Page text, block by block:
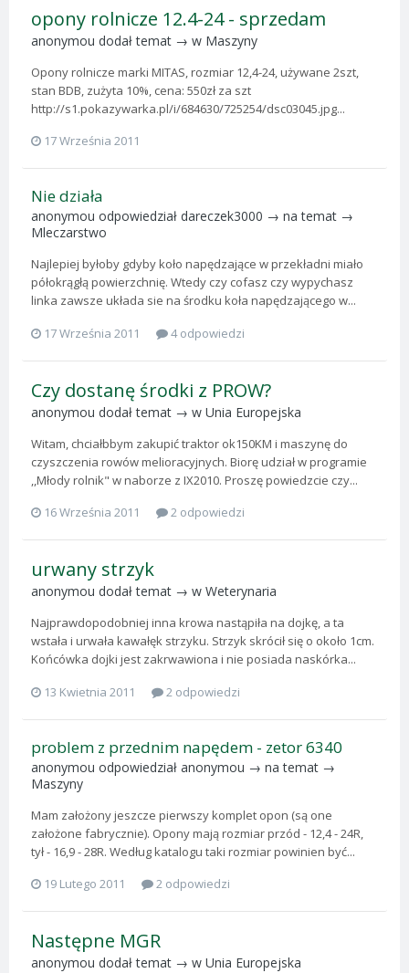
opony rolnicze 12.4-24 - sprzedam
anonymou dodał temat → w Maszyny
Opony rolnicze marki MITAS, rozmiar 12,4-24, używane 2szt,
stan BDB, zużyta 10%, cena: 550zł za szt
http://s1.pokazywarka.pl/i/684630/725254/dsc03045.jpg...
17 Września 2011
Nie działa
anonymou odpowiedział dareczek3000 → na temat →
Mleczarstwo
Najlepiej byłoby gdyby koło napędzające w przekładni miało
półokrągłą powierzchnię. Wtedy czy cofasz czy wypychasz
linka zawsze układa sie na środku koła napędzającego w...
17 Września 2011
4 odpowiedzi
Czy dostanę środki z PROW?
anonymou dodał temat → w Unia Europejska
Witam, chciałbbym zakupić traktor ok150KM i maszynę do
czyszczenia rowów melioracyjnych. Biorę udział w programie
,,Młody rolnik" w naborze z IX2010. Proszę powiedzcie czy...
16 Września 2011
2 odpowiedzi
urwany strzyk
anonymou dodał temat → w Weterynaria
Najprawdopodobniej inna krowa nastąpiła na dojkę, a ta
wstała i urwała kawałęk strzyku. Strzyk skrócił się o około 1cm.
Końcówka dojki jest zakrwawiona i nie posiada naskórka...
13 Kwietnia 2011
2 odpowiedzi
problem z przednim napędem - zetor 6340
anonymou odpowiedział anonymou → na temat →
Maszyny
Mam założony jeszcze pierwszy komplet opon (są one
założone fabrycznie). Opony mają rozmiar przód - 12,4 - 24R,
tył - 16,9 - 28R. Według katalogu taki rozmiar powinien być...
19 Lutego 2011
2 odpowiedzi
Następne MGR
anonymou dodał temat → w Unia Europejska